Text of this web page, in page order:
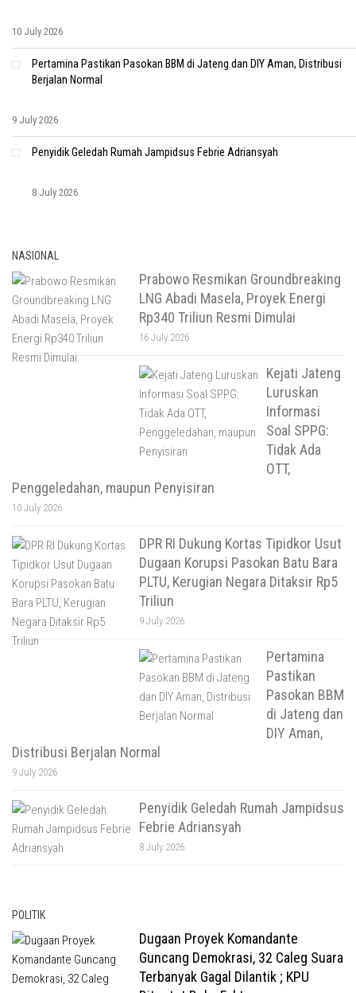
10 July 2026
Pertamina Pastikan Pasokan BBM di Jateng dan DIY Aman, Distribusi
Berjalan Normal
9 July 2026
Penyidik Geledah Rumah Jampidsus Febrie Adriansyah
8 July 2026
NASIONAL
Prabowo Resmikan Groundbreaking
LNG Abadi Masela, Proyek Energi
Rp340 Triliun Resmi Dimulai
16 July 2026
Kejati Jateng
Luruskan
Informasi
Soal SPPG:
Tidak Ada
OTT,
Penggeledahan, maupun Penyisiran
10 July 2026
DPR RI Dukung Kortas Tipidkor Usut
Dugaan Korupsi Pasokan Batu Bara
PLTU, Kerugian Negara Ditaksir Rp5
Triliun
9 July 2026
Pertamina
Pastikan
Pasokan BBM
di Jateng dan
DIY Aman,
Distribusi Berjalan Normal
9 July 2026
Penyidik Geledah Rumah Jampidsus
Febrie Adriansyah
8 July 2026
POLITIK
Dugaan Proyek Komandante
Guncang Demokrasi, 32 Caleg Suara
Terbanyak Gagal Dilantik ; KPU